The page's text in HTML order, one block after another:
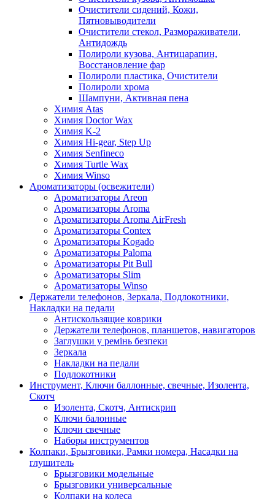
Очистители сидений, Кожи,
Пятновыводители
Очистители стекол, Размораживатели,
Антидождь
Полироли кузова, Антицарапин,
Восстановление фар
Полироли пластика, Очистители
Полироли хрома
Шампуни, Активная пена
Химия Atas
Химия Doctor Wax
Химия K-2
Химия Hi-gear, Step Up
Химия Senfineco
Химия Turtle Wax
Химия Winso
Ароматизаторы (освежители)
Ароматизаторы Areon
Ароматизаторы Aroma
Ароматизаторы Aroma AirFresh
Ароматизаторы Contex
Ароматизаторы Kogado
Ароматизаторы Paloma
Ароматизаторы Pit Bull
Ароматизаторы Slim
Ароматизаторы Winso
Держатели телефонов, Зеркала, Подлокотники,
Накладки на педали
Антискользящие коврики
Держатели телефонов, планшетов, навигаторов
Заглушки у ремінь безпеки
Зеркала
Накладки на педали
Подлокотники
Инструмент, Ключи баллонные, свечные, Изолента,
Скотч
Изолента, Скотч, Антискрип
Ключи балонные
Ключи свечные
Наборы инструментов
Колпаки, Брызговики, Рамки номера, Насадки на
глушитель
Брызговики модельные
Брызговики универсальные
Колпаки на колеса